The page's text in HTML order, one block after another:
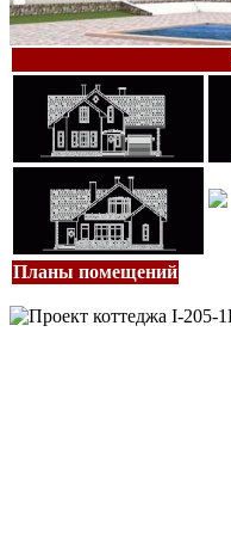
Планы помещений